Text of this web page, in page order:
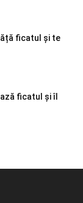
ficatul și te
ficatul și îl